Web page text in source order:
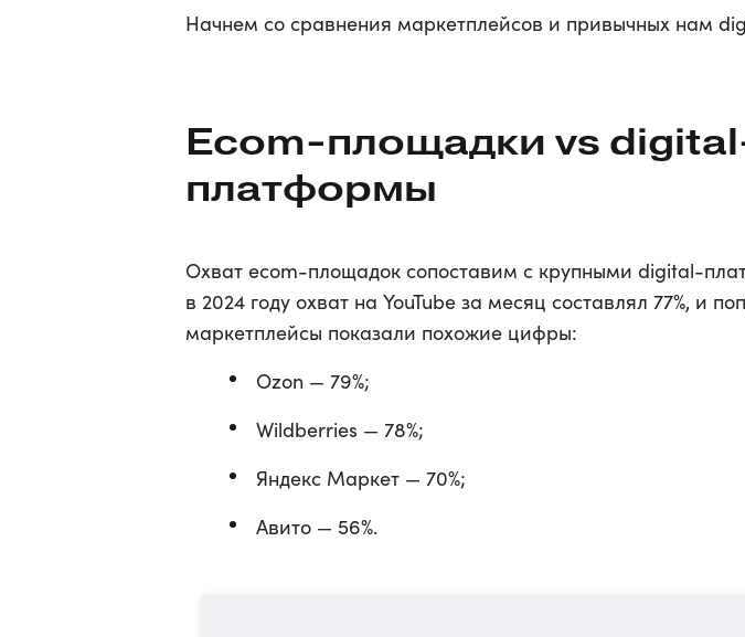
Начнем со сравнения маркетплейсов и привычных нам
Ecom-площадки vs
платформы
Охват ecom-площадок сопоставим с крупными digital-
в 2024 году охват на YouTube за месяц составлял 77%, и
маркетплейсы показали похожие цифры:
Ozon — 79%;
Wildberries — 78%;
Яндекс Маркет — 70%;
Авито — 56%.